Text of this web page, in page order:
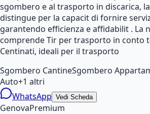
sgombero e al trasporto in discarica,
distingue per la capacit di fornire
garantendo efficienza e affidabilit . La
comprende Tir per trasporto in conto
Centinati, ideali per il trasporto
Sgombero CantineSgombero
Auto+1 altri
WhatsApp Vedi Scheda
GenovaPremium